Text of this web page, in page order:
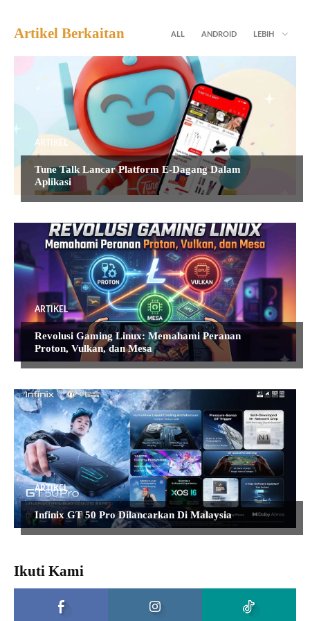
Artikel Berkaitan ALL ANDROID LEBIH
ARTIKEL
Tune Talk Lancar Platform E-Dagang Dalam
Aplikasi
ARTIKEL
Revolusi Gaming Linux: Memahami Peranan
Proton, Vulkan, dan Mesa
ARTIKEL
Infinix GT 50 Pro Dilancarkan Di Malaysia
Ikuti Kami